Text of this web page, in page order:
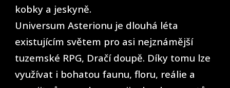
kobky a jeskyně.
Universum Asterionu je dlouhá léta
existujícím světem pro asi nejznámější
tuzemské RPG, Dračí doupě. Díky tomu lze
využívat i bohatou faunu, floru, reálie a